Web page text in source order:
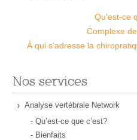
Qu'est-ce
Complexe
À qui s'adresse la
Nos services
Analyse vertébrale Network
- Qu’est-ce que c’est?
- Bienfaits